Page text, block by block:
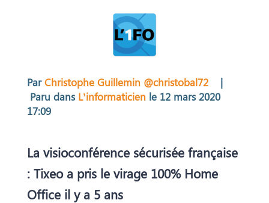
ParChristophe Guillemin @christobal72
|
Paru dans L’informaticienle 12 mars 2020
17:09
La visioconférence sécurisée française
: Tixeo a pris le virage 100% Home
Office il y a 5 ans